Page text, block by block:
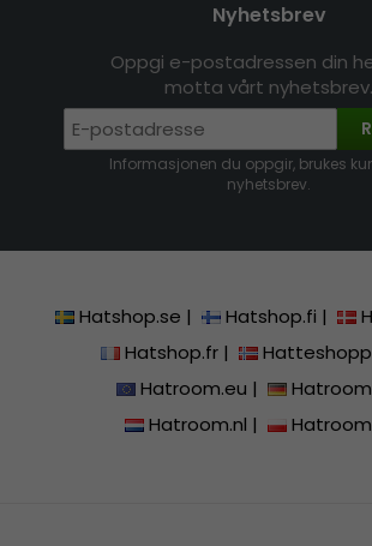
Nyhetsbrev
Oppgi e-postadressen din
motta vårt nyhetsbrev.
Informasjonen du oppgir, brukes
nyhetsbrev.
Hatshop.se | Hatshop.fi |
Hatshop.fr|
Hatroom.eu |
Hatroom.nl |